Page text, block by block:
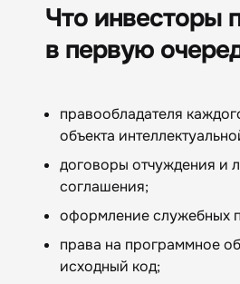
Что инвесторы
в первую
правообладателя
объекта
договоры отчуждения и
соглашения;
оформление служебных
права на программное
исходный код;